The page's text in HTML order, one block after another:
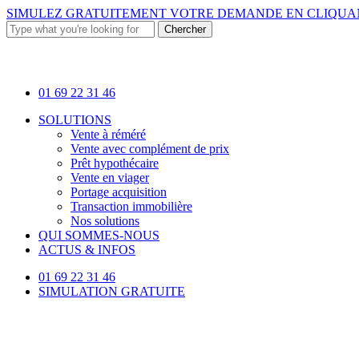
Skip
to
main
SIMULEZ GRATUITEMENT VOTRE DEMANDE EN
Chercher
01 69 22 31 46
Menu
SOLUTIONS
Vente à réméré
Vente avec complément de prix
Prêt hypothécaire
Vente en viager
Portage acquisition
Transaction immobilière
Nos solutions
QUI SOMMES-NOUS
ACTUS & INFOS
01 69 22 31 46
SIMULATION GRATUITE